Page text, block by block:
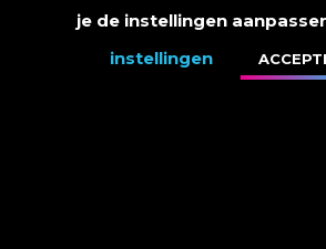
je de instellingen
instellingen